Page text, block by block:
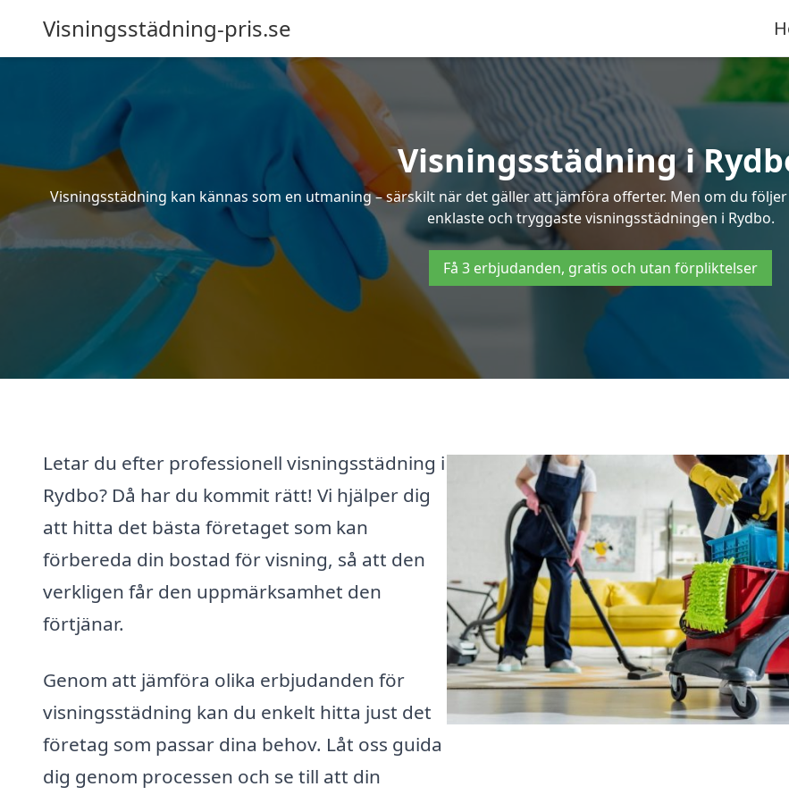
Visningsstädning-pris.se
Visningsstädning i
Visningsstädning kan kännas som en utmaning – särskilt när det gäller att jämföra offerter. Men om du
enklaste och tryggaste visningsstädningen i Rydbo.
Få 3 erbjudanden, gratis och utan förpliktelser
Letar du efter professionell visningsstädning i
Rydbo? Då har du kommit rätt! Vi hjälper dig
att hitta det bästa företaget som kan
förbereda din bostad för visning, så att den
verkligen får den uppmärksamhet den
förtjänar.
Genom att jämföra olika erbjudanden för
visningsstädning kan du enkelt hitta just det
företag som passar dina behov. Låt oss guida
dig genom processen och se till att din